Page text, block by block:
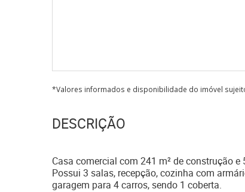
*Valores informados e disponibilidade do imóvel
DESCRIÇÃO
Casa comercial com 241 m² de construção
Possui 3 salas, recepção, cozinha com
garagem para 4 carros, sendo 1 coberta.